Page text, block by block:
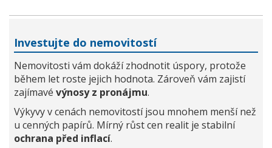
Investujte do nemovitostí
Nemovitosti vám dokáží zhodnotit úspory, protože
během let roste jejich hodnota. Zároveň vám zajistí
zajímavé výnosy z pronájmu.
Výkyvy v cenách nemovitostí jsou mnohem menší než
u cenných papírů. Mírný růst cen realit je stabilní
ochrana před inflací.